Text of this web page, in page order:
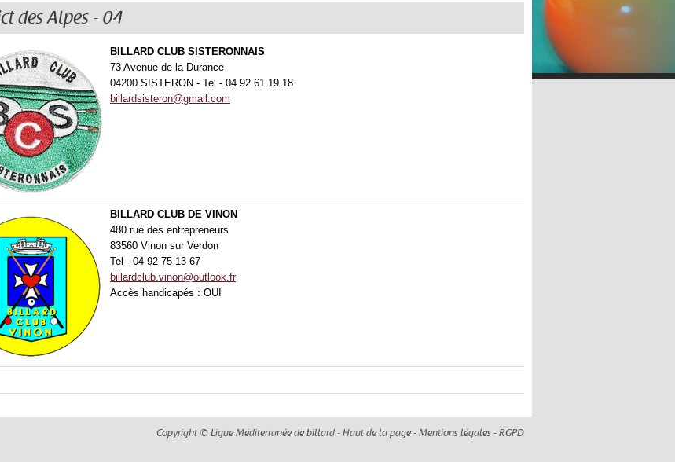
des Alpes - 04
BILLARD CLUB SISTERONNAIS
73 Avenue de la Durance
04200 SISTERON - Tel - 04 92 61 19 18
billardsisteron@gmail.com
BILLARD CLUB DE VINON
480 rue des entrepreneurs
83560 Vinon sur Verdon
Tel - 04 92 75 13 67
billardclub.vinon@outlook.fr
Accès handicapés : OUI
Copyright © Ligue Méditerranée de billard -Haut de la page-Mentions légales -RGPD